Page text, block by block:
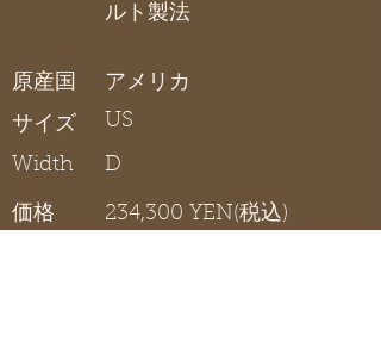
ルト製法
原産国
サイズ
Width
アメリカ
US
D
価格 234,300 YEN(税込)